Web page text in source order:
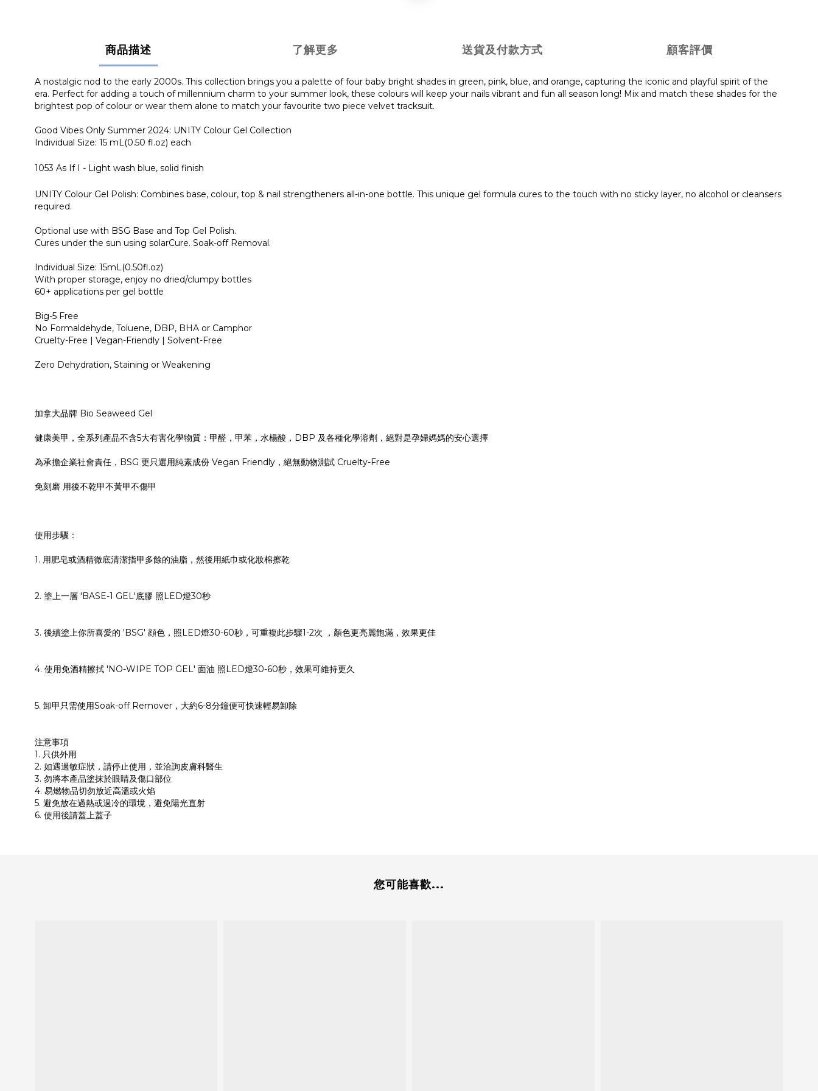
商品描述 了解更多 送貨及付款方式 顧客評價
A nostalgic nod to the early 2000s. This collection brings you a palette of four baby bright shades in green, pink, blue, and orange, capturing the iconic and playful spirit of the
era. Perfect for adding a touch of millennium charm to your summer look, these colours will keep your nails vibrant and fun all season long! Mix and match these shades for the
brightest pop of colour or wear them alone to match your favourite two piece velvet tracksuit.
Good Vibes Only Summer 2024: UNITY Colour Gel Collection
Individual Size: 15 mL(0.50 fl.oz) each
1053 As If I - Light wash blue, solid finish
UNITY Colour Gel Polish: Combines base, colour, top & nail strengtheners all-in-one bottle. This unique gel formula cures to the touch with no sticky layer, no alcohol or cleansers
required.
Optional use with BSG Base and Top Gel Polish.
Cures under the sun using solarCure. Soak-off Removal.
Individual Size: 15mL(0.50fl.oz)
With proper storage, enjoy no dried/clumpy bottles
60+ applications per gel bottle
Big-5 Free
No Formaldehyde, Toluene, DBP, BHA or Camphor
Cruelty-Free | Vegan-Friendly | Solvent-Free
Zero Dehydration, Staining or Weakening
加拿大品牌 Bio Seaweed Gel
健康美甲，全系列產品不含5大有害化學物質：甲醛，甲苯，水楊酸，DBP 及各種化學溶劑，絕對是孕婦媽媽的安心選擇
為承擔企業社會責任，BSG 更只選用純素成份 Vegan Friendly，絕無動物測試 Cruelty-Free
免刻磨 用後不乾甲不黃甲不傷甲
使用步驟：
1. 用肥皂或酒精徹底清潔指甲多餘的油脂，然後用紙巾或化妝棉擦乾
2. 塗上一層 'BASE-1 GEL'底膠 照LED燈30秒
3. 後續塗上你所喜愛的 'BSG' 顔色，照LED燈30-60秒，可重複此步驟1-2次 ，顏色更亮麗飽滿，效果更佳
4. 使用免酒精擦拭 'NO-WIPE TOP GEL' 面油 照LED燈30-60秒，效果可維持更久
5. 卸甲只需使用Soak-off Remover，大約6-8分鐘便可快速輕易卸除
注意事項
1. 只供外用
2. 如遇過敏症狀，請停止使用，並洽詢皮膚科醫生
3. 勿將本產品塗抹於眼睛及傷口部位
4. 易燃物品切勿放近高溫或火焰
5. 避免放在過熱或過冷的環境，避免陽光直射
6. 使用後請蓋上蓋子
您可能喜歡...